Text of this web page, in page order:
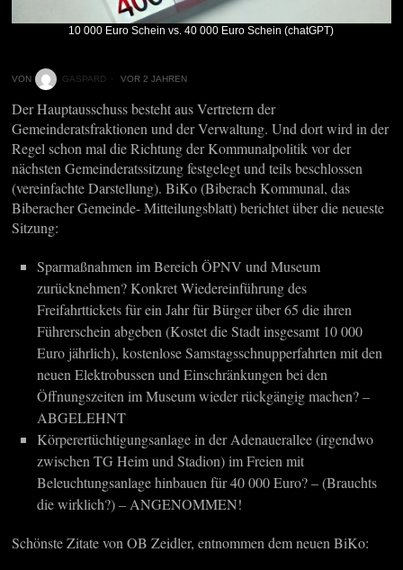
10 000 Euro Schein vs. 40 000 Euro Schein (chatGPT)
VON GASPARD VOR 2 JAHREN
Der Hauptausschuss besteht aus Vertretern der
Gemeinderatsfraktionen und der Verwaltung. Und dort wird in der
Regel schon mal die Richtung der Kommunalpolitik vor der
nächsten Gemeinderatssitzung festgelegt und teils beschlossen
(vereinfachte Darstellung). BiKo (Biberach Kommunal, das
Biberacher Gemeinde- Mitteilungsblatt) berichtet über die neueste
Sitzung:
Sparmaßnahmen im Bereich ÖPNV und Museum
zurücknehmen? Konkret Wiedereinführung des
Freifahrttickets für ein Jahr für Bürger über 65 die ihren
Führerschein abgeben (Kostet die Stadt insgesamt 10 000
Euro jährlich), kostenlose Samstagsschnupperfahrten mit den
neuen Elektrobussen und Einschränkungen bei den
Öffnungszeiten im Museum wieder rückgängig machen? –
ABGELEHNT
Körperertüchtigungsanlage in der Adenauerallee (irgendwo
zwischen TG Heim und Stadion) im Freien mit
Beleuchtungsanlage hinbauen für 40 000 Euro? – (Brauchts
die wirklich?) – ANGENOMMEN!
Schönste Zitate von OB Zeidler, entnommen dem neuen BiKo: